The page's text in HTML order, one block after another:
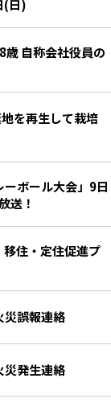
(日)
歳 自称会社役員の
を再生して栽培
ーボール大会」9日
送！
住・定住促進プ
災誤報連絡
災発生連絡